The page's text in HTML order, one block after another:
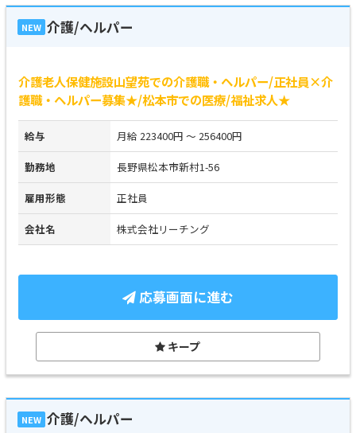
NEW 介護/ヘルパー
介護老人保健施設山望苑での介護職・ヘルパー/正社員×介
護職・ヘルパー募集★/松本市での医療/福祉求人★
給与 月給 223400円 ～ 256400円
勤務地 長野県松本市新村1-56
雇用形態 正社員
会社名 株式会社リーチング
応募画面に進む
キープ
NEW 介護/ヘルパー